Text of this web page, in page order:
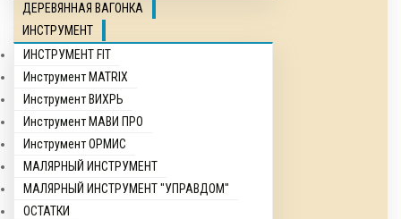
ДЕРЕВЯННАЯ ВАГОНКА
ИНСТРУМЕНТ
ИНСТРУМЕНТ FIT
Инструмент MATRIX
Инструмент ВИХРЬ
Инструмент МАВИ ПРО
Инструмент ОРМИС
МАЛЯРНЫЙ ИНСТРУМЕНТ
МАЛЯРНЫЙ ИНСТРУМЕНТ "УПРАВДОМ"
ОСТАТКИ